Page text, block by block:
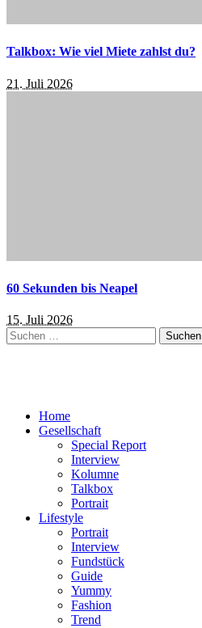
Talkbox: Wie viel Miete zahlst du?
21. Juli 2026
60 Sekunden bis Neapel
15. Juli 2026
Suchen
nach:
Home
Gesellschaft
Special Report
Interview
Kolumne
Talkbox
Portrait
Lifestyle
Portrait
Interview
Fundstück
Guide
Yummy
Fashion
Trend